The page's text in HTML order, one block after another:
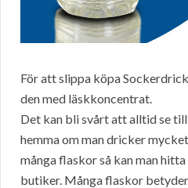
För att slippa köpa
den med läskkoncentrat.
Det kan bli svårt att alltid se
hemma om man dricker
många flaskor så kan man
butiker. Många flaskor